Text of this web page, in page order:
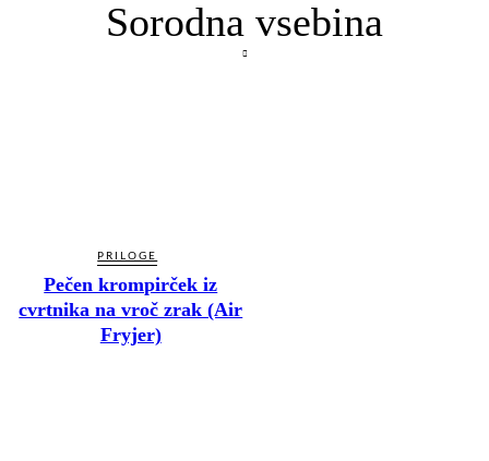
Sorodna vsebina
PRILOGE
Pečen krompirček iz
cvrtnika na vroč zrak (Air
Fryjer)